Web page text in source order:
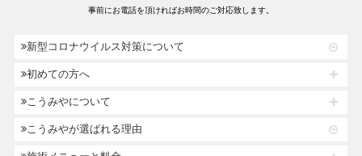
事前にお電話を頂ければお時間のご対応致します。
新型コロナウイルス対策について
初めての方へ
こうみやについて
こうみやが選ばれる理由